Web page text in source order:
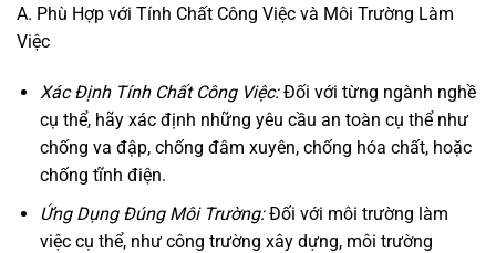
A. Phù Hợp với Tính Chất Công Việc và Môi Trường Làm
Việc
Xác Định Tính Chất Công Việc:Đối với từng ngành nghề
cụ thể, hãy xác định những yêu cầu an toàn cụ thể như
chống va đập, chống đâm xuyên, chống hóa chất, hoặc
chống tĩnh điện.
Ứng Dụng Đúng Môi Trường:Đối với môi trường làm
việc cụ thể, như công trường xây dựng, môi trường